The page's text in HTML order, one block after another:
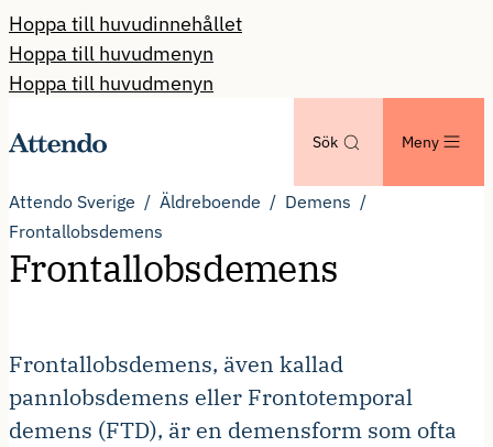
Hoppa till huvudinnehållet
Hoppa till huvudmenyn
Hoppa till huvudmenyn
Sök Meny
Attendo Sverige Äldreboende
Demens
Frontallobsdemens
Frontallobsdemens
Frontallobsdemens, även kallad
pannlobsdemens eller Frontotemporal
demens (FTD), är en demensform som ofta